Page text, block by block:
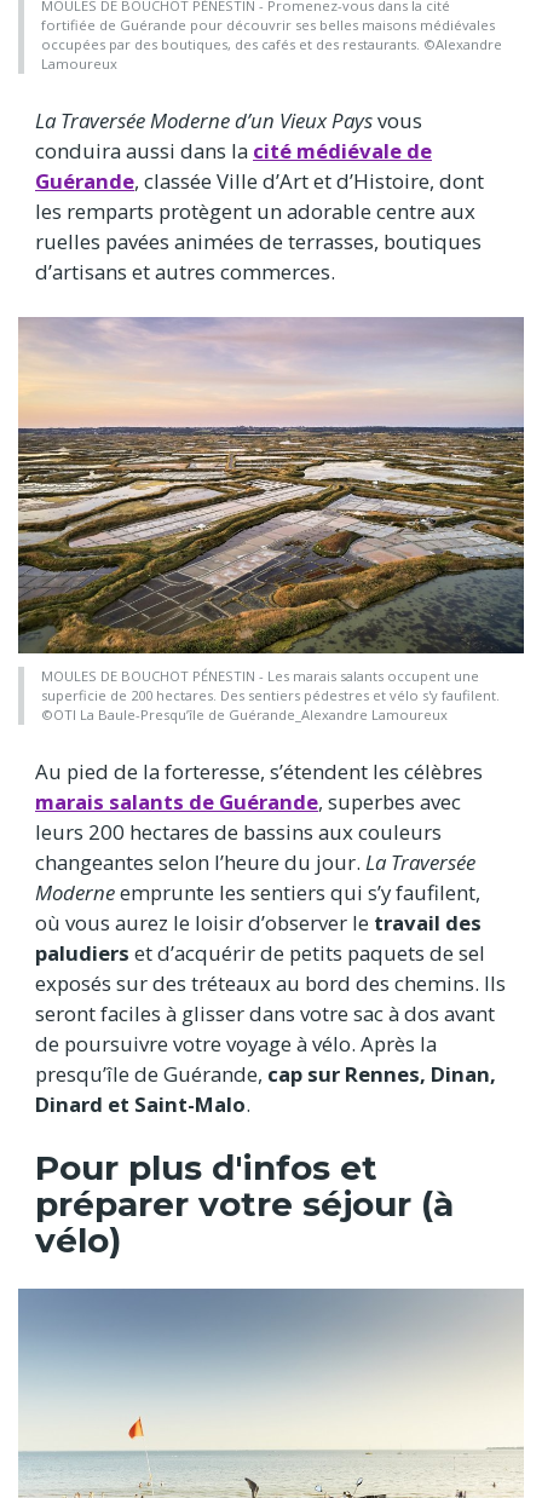
MOULES DE BOUCHOT PÉNESTIN - Promenez-vous dans la cité
fortifiée de Guérande pour découvrir ses belles maisons médiévales
occupées par des boutiques, des cafés et des restaurants. ©Alexandre
Lamoureux
La Traversée Moderne d’un Vieux Paysvous
conduira aussi dans la cité médiévale de
Guérande, classée Ville d’Art et d’Histoire, dont
les remparts protègent un adorable centre aux
ruelles pavées animées de terrasses, boutiques
d’artisans et autres commerces.
MOULES DE BOUCHOT PÉNESTIN - Les marais salants occupent une
superficie de 200 hectares. Des sentiers pédestres et vélo s'y faufilent.
©OTI La Baule-Presqu’île de Guérande_Alexandre Lamoureux
Au pied de la forteresse, s’étendent les célèbres
marais salants de Guérande, superbes avec
leurs 200 hectares de bassins aux couleurs
changeantes selon l’heure du jour. La Traversée
Moderneemprunte les sentiers qui s’y faufilent,
où vous aurez le loisir d’observer le travail des
paludiers et d’acquérir de petits paquets de sel
exposés sur des tréteaux au bord des chemins. Ils
seront faciles à glisser dans votre sac à dos avant
de poursuivre votre voyage à vélo. Après la
presqu’île de Guérande, cap sur Rennes, Dinan,
Dinard et Saint-Malo.
Pour plus d'infos et
préparer votre séjour (à
vélo)